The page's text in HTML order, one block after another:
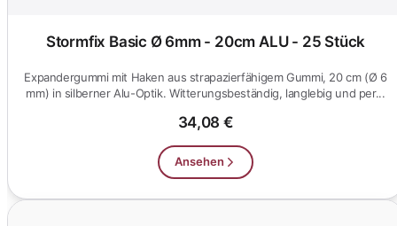
Stormfix Basic Ø 6mm - 20cm ALU - 25 Stück
Expandergummi mit Haken aus strapazierfähigem Gummi, 20 cm (Ø 6
mm) in silberner Alu-Optik. Witterungsbeständig, langlebig und per...
34,08 €
Ansehen